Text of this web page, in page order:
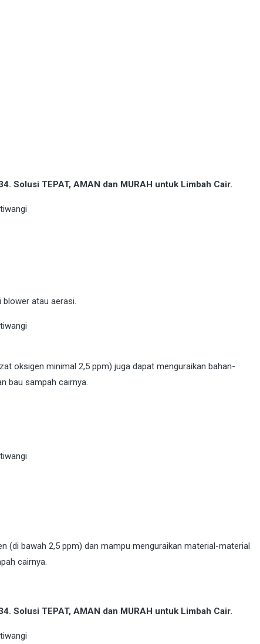
Solusi TEPAT, AMAN dan MURAH untuk Limbah Cair.
blower atau aerasi.
oksigen minimal 2,5 ppm) juga dapat menguraikan bahan-
bau sampah cairnya.
(di bawah 2,5 ppm) dan mampu menguraikan material-material
cairnya.
Solusi TEPAT, AMAN dan MURAH untuk Limbah Cair.